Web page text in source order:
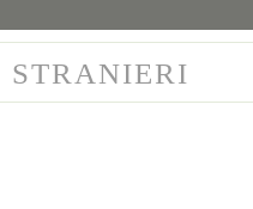
STRANIERI